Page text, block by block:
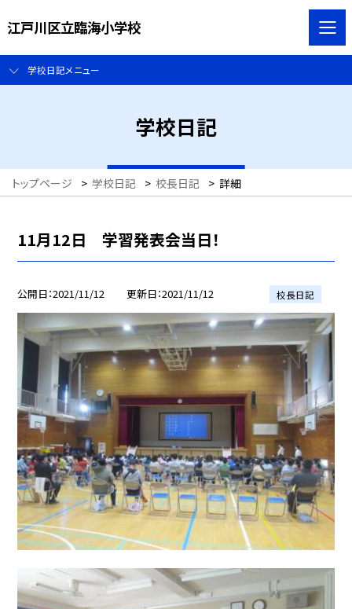
江戸川区立臨海小学校
学校日記メニュー
学校日記
トップページ > 学校日記 > 校長日記 > 詳細
11月12日 学習発表会当日！
公開日 2021/11/12 更新日 2021/11/12 校長日記